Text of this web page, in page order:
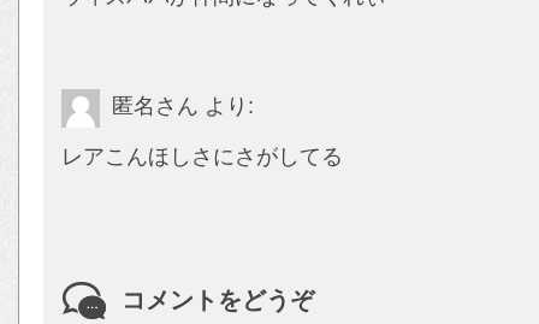
匿名さん より:
レアこんほしさにさがしてる
コメントをどうぞ